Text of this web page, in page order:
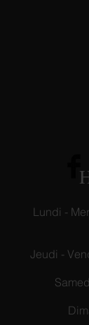
Lundi -
Jeudi -